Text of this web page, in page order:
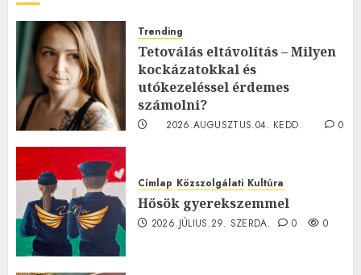
Trending
Tetoválás eltávolítás – Milyen
kockázatokkal és
utókezeléssel érdemes
számolni?
2026.AUGUSZTUS.04. KEDD.
0
Címlap Közszolgálati Kultúra
Hősök gyerekszemmel
2026.JÚLIUS.29. SZERDA. 0 0